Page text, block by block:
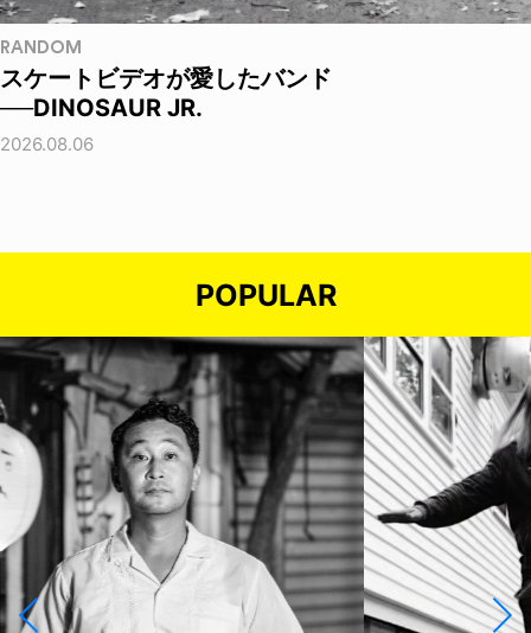
RANDOM
スケートビデオが愛したバンド
──DINOSAUR JR.
2026.08.06
POPULAR